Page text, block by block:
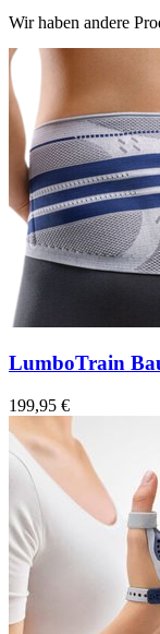
Wir haben andere
LumboTrain
199,95 €